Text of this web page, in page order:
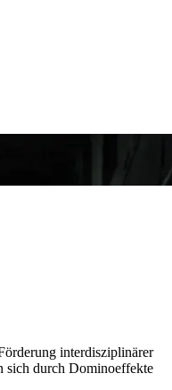
interdisziplinärer
sich durch Dominoeffekte